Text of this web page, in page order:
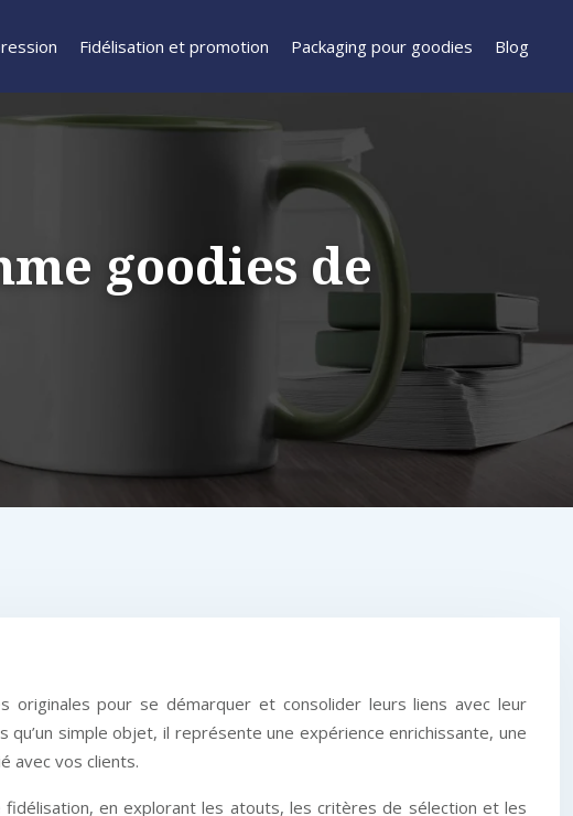
Fidélisation et promotion Packaging pour goodies Blog
goodies de
originales pour se démarquer et consolider leurs liens avec leur
simple objet, il représente une expérience enrichissante, une
avec vos clients.
en explorant les atouts, les critères de sélection et les